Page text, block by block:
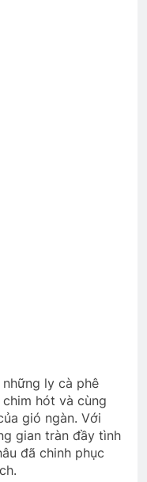
ly cà phê
hót và cùng
gió ngàn. Với
gian tràn đầy tình
đã chinh phục